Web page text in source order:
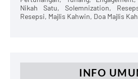
Nikah Satu, Solemnization,
Resepsi, Majlis Kahwin, Doa Majlis
INFO